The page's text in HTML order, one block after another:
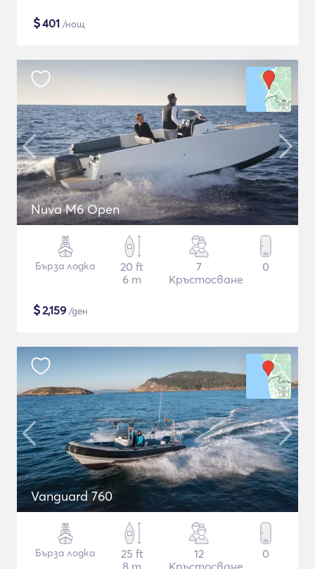
$401 /нощ
Nuva M6 Open
Бърза лодка
20 ft
6 m
7
Кръстосване
0
$2,159 /ден
Vanguard 760
Бърза лодка
25 ft
8 m
12
Кръстосване
0